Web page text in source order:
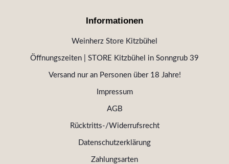
Informationen
Weinherz Store Kitzbühel
Öffnungszeiten | STORE Kitzbühel in Sonngrub 39
Versand nur an Personen über 18 Jahre!
Impressum
AGB
Rücktritts-/Widerrufsrecht
Datenschutzerklärung
Zahlungsarten